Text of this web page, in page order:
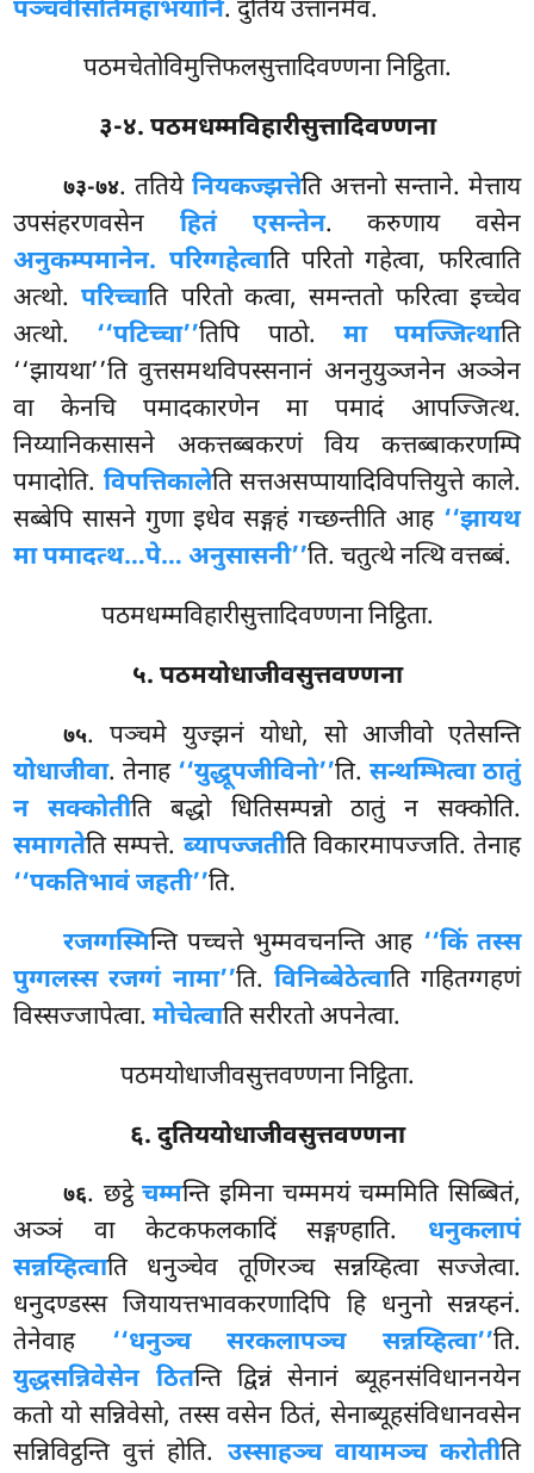
पञ्चवीसतिमहाभयानि. दुतियं उत्तानमेव.
पठमचेतोविमुत्तिफलसुत्तादिवण्णना निट्ठिता.
३-४. पठमधम्मविहारीसुत्तादिवण्णना
७३-७४. ततिये नियकज्झत्तेति अत्तनो सन्ताने. मेत्ताय
उपसंहरणवसेन हितं एसन्तेन. करुणाय वसेन
अनुकम्पमानेन. परिग्गहेत्वाति परितो गहेत्वा, फरित्वाति
अत्थो.परिच्चाति परितो कत्वा, समन्ततो फरित्वा इच्चेव
अत्थो. ‘‘पटिच्चा’’तिपि पाठो. मा पमज्जित्थाति
‘‘झायथा’’ति वुत्तसमथविपस्सनानं अननुयुञ्जनेन अञ्ञेन
वा केनचि पमादकारणेन मा पमादं आपज्जित्थ.
निय्यानिकसासने अकत्तब्बकरणं विय कत्तब्बाकरणम्पि
पमादोति. विपत्तिकालेति सत्तअसप्पायादिविपत्तियुत्ते काले.
सब्बेपि सासने गुणा इधेव सङ्गहं गच्छन्तीति आह ‘‘झायथ
मा पमादत्थ…पे… अनुसासनी’’ति. चतुत्थे नत्थि वत्तब्बं.
पठमधम्मविहारीसुत्तादिवण्णना निट्ठिता.
५. पठमयोधाजीवसुत्तवण्णना
७५. पञ्चमे युज्झनं योधो, सो आजीवो एतेसन्ति
योधाजीवा. तेनाह ‘‘युद्धूपजीविनो’’ति. सन्थम्भित्वा ठातुं
न सक्कोतीति बद्धो धितिसम्पन्नो ठातुं न सक्कोति.
समागतेति सम्पत्ते. ब्यापज्जतीति विकारमापज्जति. तेनाह
‘‘पकतिभावं जहती’’ति.
रजग्गस्मिन्ति पच्चत्ते भुम्मवचनन्ति आह ‘‘किं तस्स
पुग्गलस्स रजग्गं नामा’’ति. विनिब्बेठेत्वाति गहितग्गहणं
विस्सज्जापेत्वा.मोचेत्वाति सरीरतो अपनेत्वा.
पठमयोधाजीवसुत्तवण्णना निट्ठिता.
६. दुतिययोधाजीवसुत्तवण्णना
७६. छट्ठेचम्मन्ति इमिना चम्ममयं चम्ममिति सिब्बितं,
अञ्ञं वा केटकफलकादिं सङ्गण्हाति. धनुकलापं
सन्नय्हित्वाति धनुञ्चेव तूणिरञ्च सन्नय्हित्वा सज्जेत्वा.
धनुदण्डस्स जियायत्तभावकरणादिपि हि धनुनो सन्नय्हनं.
तेनेवाह ‘‘धनुञ्च सरकलापञ्च सन्नय्हित्वा’’ति.
युद्धसन्निवेसेन ठितन्ति द्विन्नं सेनानं ब्यूहनसंविधाननयेन
कतो यो सन्निवेसो, तस्स वसेन ठितं, सेनाब्यूहसंविधानवसेन
सन्निविट्ठन्ति वुत्तं होति. उस्साहञ्च वायामञ्च करोतीति